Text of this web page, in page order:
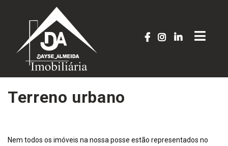
Terreno urbano
Nem todos os imóveis na nossa posse estão representados no